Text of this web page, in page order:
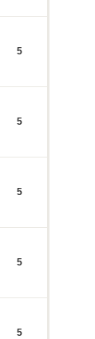
5
5
5
5
5